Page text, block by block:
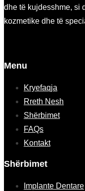
dhe të kujdesshme, si
kozmetike dhe të
Menu
Kryefaqja
Rreth Nesh
Shërbimet
FAQs
Kontakt
Shërbimet
Implante Dentare